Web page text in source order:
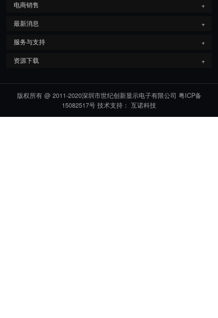
电商销售
最新消息
服务与支持
资源下载
版权所有 @ 2011-2020深圳市世纪创新显示电子有限公司 粤ICP备
15082517号 技术支持： 互诺科技